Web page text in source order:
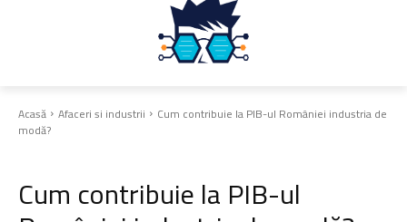
Acasă Afaceri si industrii Cum contribuie la PIB-ul României industria de
modă?
Cum contribuie la PIB-ul